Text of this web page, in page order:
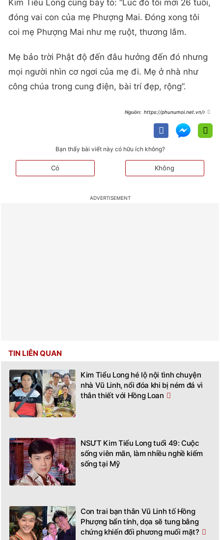
Kim Tiểu Long cũng bày tỏ: “Lúc đó tôi mới 26 tuổi,
đóng vai con của mẹ Phượng Mai. Đóng xong tôi
coi mẹ Phượng Mai như mẹ ruột, thương lắm.
Mẹ bảo trời Phật độ đến đâu hưởng đến đó nhưng
mọi người nhìn cơ ngơi của mẹ đi. Mẹ ở nhà như
công chúa trong cung điện, bài trí đẹp, rộng”.
https://phunumoi.net.vn/ngh
sang-trong-tai-my-cai-nay-chi-la-
tam-bo-thoi-d290597.html
Bạn thấy bài viết này có hữu ích không?
Có Không
TIN LIÊN QUAN
Kim Tiểu Long hé lộ nội tình chuyện
nhà Vũ Linh, nổi đóa khi bị ném đá vì
thân thiết với Hồng Loan
NSƯT Kim Tiểu Long tuổi 49: Cuộc
sống viên mãn, làm nhiều nghề kiếm
sống tại Mỹ
Con trai bạn thân Vũ Linh tố Hồng
Phượng bẩn tính, dọa sẽ tung bằng
chứng khiến đối phương muối mặt?